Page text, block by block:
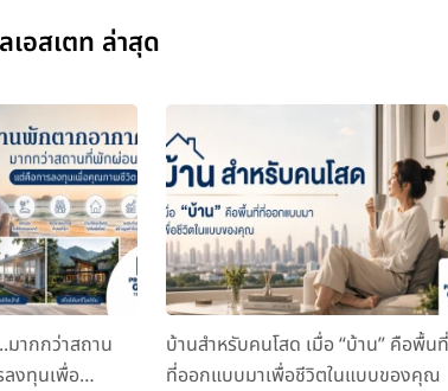
เอสเตท ล่าสุด
ากกว่าสถาน
งทุนเพื่อ
บ้านสำหรับคนโสด เมื่อ “บ้าน” คือพื้นที่
ที่ออกแบบมาเพื่อชีวิตในแบบของคุณ